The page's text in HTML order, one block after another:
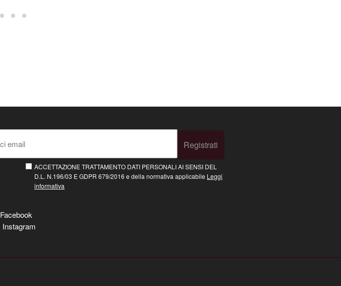
Registrati
ACCETTAZIONE TRATTAMENTO DATI PERSONALI AI SENSI DEL
D.L. N.196/03 E GDPR 679/2016 e della normativa applicabile Leggi
informativa
Facebook
Instagram